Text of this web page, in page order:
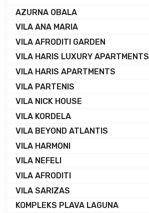
AZURNA OBALA
VILA ANA MARIA
VILA AFRODITI GARDEN
VILA HARIS LUXURY APARTMENTS
VILA HARIS APARTMENTS
VILA PARTENIS
VILA NICK HOUSE
VILA KORDELA
VILA BEYOND ATLANTIS
VILA HARMONI
VILA NEFELI
VILA AFRODITI
VILA SARIZAS
KOMPLEKS PLAVA LAGUNA